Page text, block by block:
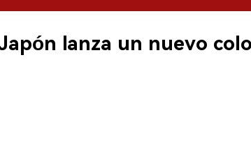
lanza un nuevo